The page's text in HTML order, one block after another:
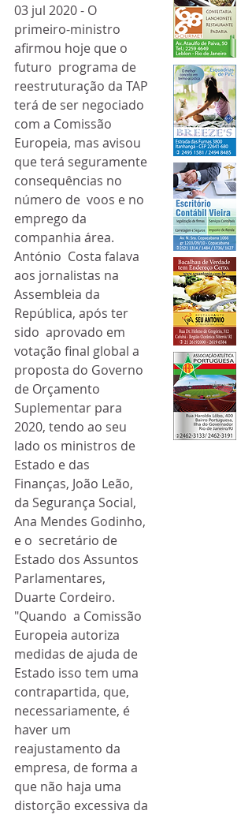
03 jul 2020 - O
primeiro-ministro
afirmou hoje que o
futuro  programa de
reestruturação da TAP
terá de ser negociado
com a Comissão
Europeia, mas avisou
que terá seguramente
consequências no
número de  voos e no
emprego da
companhia área.
António  Costa falava
aos jornalistas na
Assembleia da
República, após ter
sido  aprovado em
votação final global a
proposta do Governo
de Orçamento
Suplementar para
2020, tendo ao seu
lado os ministros de
Estado e das
Finanças, João Leão,
da Segurança Social,
Ana Mendes Godinho,
e o  secretário de
Estado dos Assuntos
Parlamentares,
Duarte Cordeiro.
"Quando  a Comissão
Europeia autoriza
medidas de ajuda de
Estado isso tem uma
contrapartida, que,
necessariamente, é
haver um
reajustamento da
empresa, de forma a
que não haja uma
distorção excessiva da